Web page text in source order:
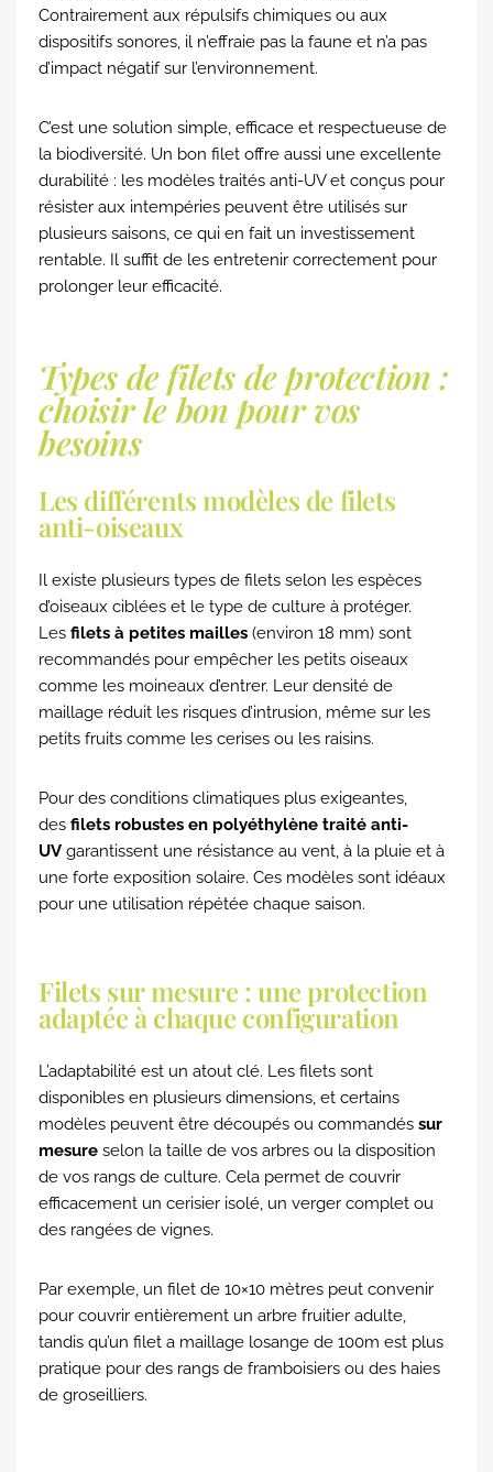
Contrairement aux répulsifs chimiques ou aux
dispositifs sonores, il n’effraie pas la faune et n’a pas
d’impact négatif sur l’environnement.
C’est une solution simple, efficace et respectueuse de
la biodiversité. Un bon filet offre aussi une excellente
durabilité : les modèles traités anti-UV et conçus pour
résister aux intempéries peuvent être utilisés sur
plusieurs saisons, ce qui en fait un investissement
rentable. Il suffit de les entretenir correctement pour
prolonger leur efficacité.
Types de filets de protection :
choisir le bon pour vos
besoins
Les différents modèles de filets
anti-oiseaux
Il existe plusieurs types de filets selon les espèces
d’oiseaux ciblées et le type de culture à protéger.
Les filets à petites mailles (environ 18 mm) sont
recommandés pour empêcher les petits oiseaux
comme les moineaux d’entrer. Leur densité de
maillage réduit les risques d’intrusion, même sur les
petits fruits comme les cerises ou les raisins.
Pour des conditions climatiques plus exigeantes,
des filets robustes en polyéthylène traité anti-
UV garantissent une résistance au vent, à la pluie et à
une forte exposition solaire. Ces modèles sont idéaux
pour une utilisation répétée chaque saison.
Filets sur mesure : une protection
adaptée à chaque configuration
L’adaptabilité est un atout clé. Les filets sont
disponibles en plusieurs dimensions, et certains
modèles peuvent être découpés ou commandés sur
mesure selon la taille de vos arbres ou la disposition
de vos rangs de culture. Cela permet de couvrir
efficacement un cerisier isolé, un verger complet ou
des rangées de vignes.
Par exemple, un filet de 10×10 mètres peut convenir
pour couvrir entièrement un arbre fruitier adulte,
tandis qu’un filet a maillage losange de 100m est plus
pratique pour des rangs de framboisiers ou des haies
de groseilliers.